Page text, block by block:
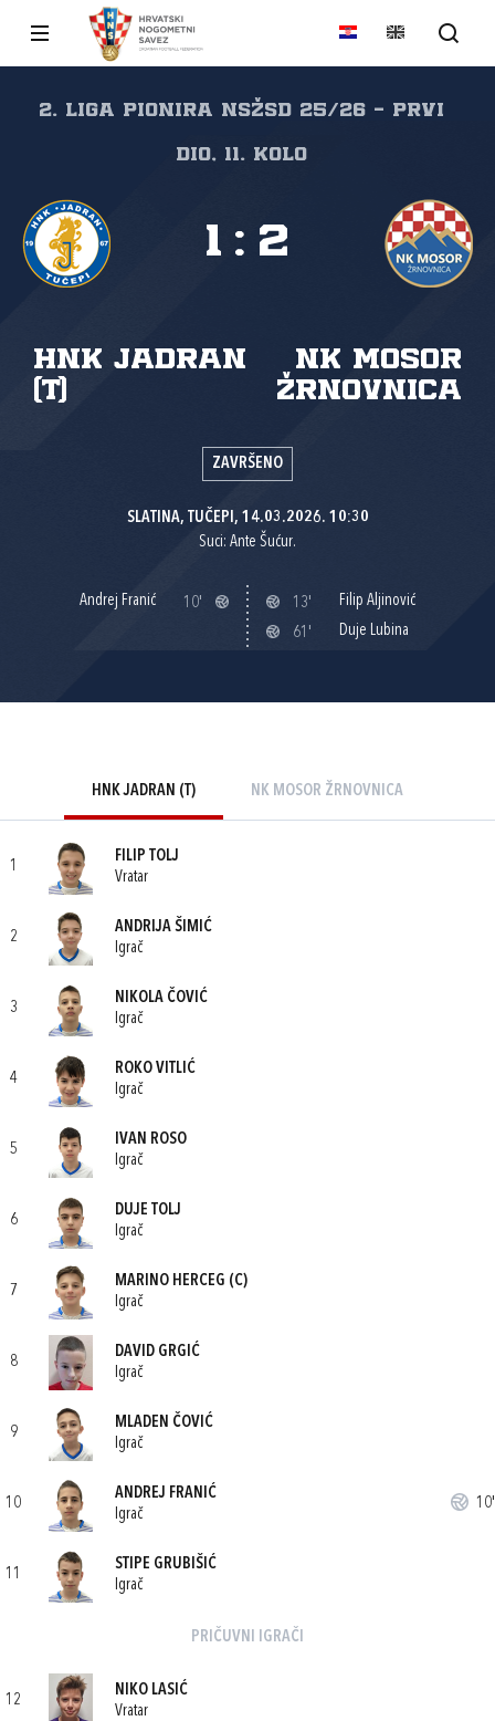
2. liga pionira NSŽSD 25/26 - prvi
dio, 11. kolo
HNK Jadran
(T)
NK Mosor
Žrnovnica
1 : 2
ZAVRŠENO
SLATINA, TUČEPI, 14.03.2026. 10:30
Suci: Ante Šućur.
Andrej Franić 10' 13'
Filip Aljinović
61'
Duje Lubina
HNK JADRAN (T) NK MOSOR ŽRNOVNICA
1
FILIP TOLJ
Vratar
2
ANDRIJA ŠIMIĆ
Igrač
3
NIKOLA ČOVIĆ
Igrač
4
ROKO VITLIĆ
Igrač
5
IVAN ROSO
Igrač
6
DUJE TOLJ
Igrač
7
MARINO HERCEG (C)
Igrač
8
DAVID GRGIĆ
Igrač
9
MLADEN ČOVIĆ
Igrač
10
ANDREJ FRANIĆ
Igrač
10'
11
STIPE GRUBIŠIĆ
Igrač
PRIČUVNI IGRAČI
12
NIKO LASIĆ
Vratar